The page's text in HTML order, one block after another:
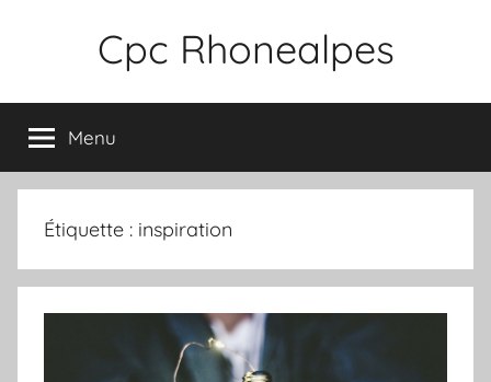
Cpc Rhonealpes
Menu
Étiquette : inspiration